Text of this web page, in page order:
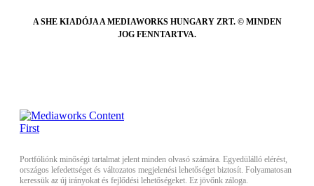
A SHE KIADÓJA A MEDIAWORKS HUNGARY ZRT. © MINDEN
JOG FENNTARTVA.
Portfóliónk minőségi tartalmat jelent minden olvasó számára. Egyedülálló elérést,
országos lefedettséget és változatos megjelenési lehetőséget biztosít. Folyamatosan
keressük az új irányokat és fejlődési lehetőségeket. Ez jövőnk záloga.